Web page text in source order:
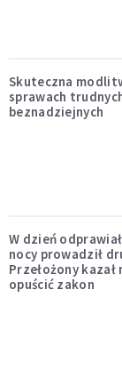
Skuteczna
sprawach
beznadziejnych
W dzień
nocy prowadził
Przełożony kazał
opuścić zakon